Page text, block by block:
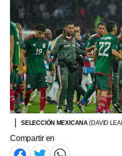
SELECCIÓN MEXICANA(DAVID
Compartir en